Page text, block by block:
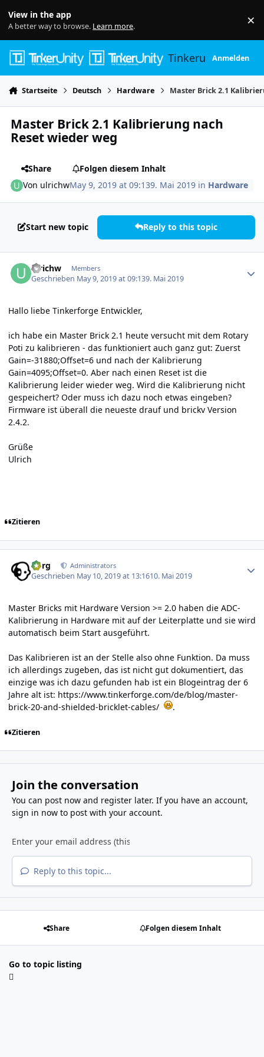
View in the app
A better way to browse. Learn more. ×
TinkerunityAnmelden
Startseite Deutsch Hardware Master Brick 2.1
Master Brick 2.1 Kalibrierung nach
Reset wieder weg
Share
Folgen diesem Inhalt
Von ulrichwMay 9, 2019 at 09:139. Mai 2019 in Hardware
Start new topic Reply to this topic
ulrichw Members
Geschrieben May 9, 2019 at 09:139. Mai 2019
Hallo liebe Tinkerforge Entwickler,
ich habe ein Master Brick 2.1 heute versucht mit dem Rotary
Poti zu kalibrieren - das funktioniert auch ganz gut: Zuerst
Gain=-31880;Offset=6 und nach der Kalibrierung
Gain=4095;Offset=0. Aber nach einen Reset ist die
Kalibrierung leider wieder weg. Wird die Kalibrierung nicht
gespeichert? Oder muss ich dazu noch etwas eingeben?
Firmware ist überall die neueste drauf und brickv Version
2.4.2.
Grüße
Ulrich
Zitieren
borg Administrators
Geschrieben May 10, 2019 at 13:1610. Mai 2019
Master Bricks mit Hardware Version >= 2.0 haben die ADC-
Kalibrierung in Hardware mit auf der Leiterplatte und sie wird
automatisch beim Start ausgeführt.
Das Kalibrieren ist an der Stelle also ohne Funktion. Da muss
ich allerdings zugeben, das ist nicht gut dokumentiert, das
einzige was ich dazu gefunden hab ist ein Blogeintrag der 6
Jahre alt ist: https://www.tinkerforge.com/de/blog/master-
brick-20-and-shielded-bricklet-cables/
.
Zitieren
Join the conversation
You can post now and register later. If you have an account,
sign in nowto post with your account.
Reply to this topic...
Share Folgen diesem Inhalt
Go to topic listing